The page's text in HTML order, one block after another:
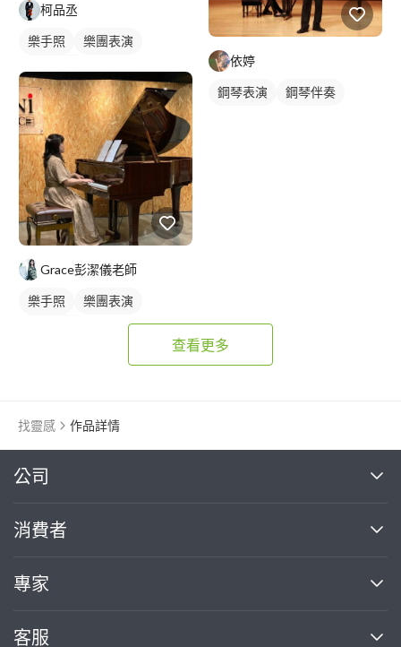
柯品丞
樂手照
樂團表演
Grace彭潔儀老師
樂手照
樂團表演
依婷
鋼琴表演 鋼琴伴奏
查看更多
找靈感 作品詳情
公司
關於我們
部落格
加入我們
消費者
買服務
專家
案件中心
客服
繼續完成